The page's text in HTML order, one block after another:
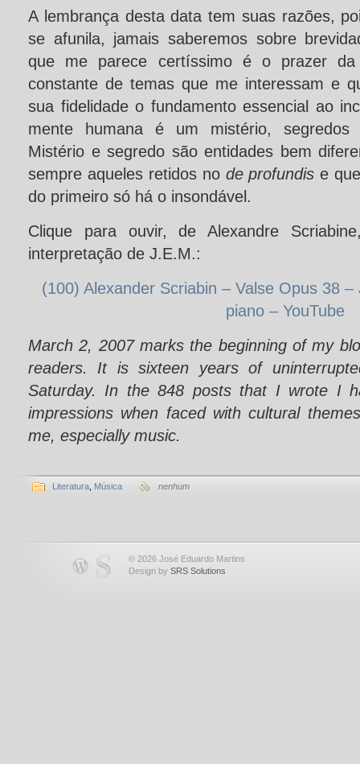
A lembrança desta data tem suas razões,
se afunila, jamais saberemos sobre
que me parece certíssimo é o prazer
constante de temas que me interessam e
sua fidelidade o fundamento essencial ao
mente humana é um mistério, segredos
Mistério e segredo são entidades bem
sempre aqueles retidos no de profundis e
do primeiro só há o insondável.
Clique para ouvir, de Alexandre
interpretação de J.E.M.:
(100) Alexander Scriabin – Valse Opus 38
piano – YouTube
March 2, 2007 marks the beginning of my
readers. It is sixteen years of
Saturday. In the 848 posts that I wrote I
impressions when faced with cultural
me, especially music.
Literatura Música nenhum
© 2026 José Eduardo Martins
Design by SRS Solutions